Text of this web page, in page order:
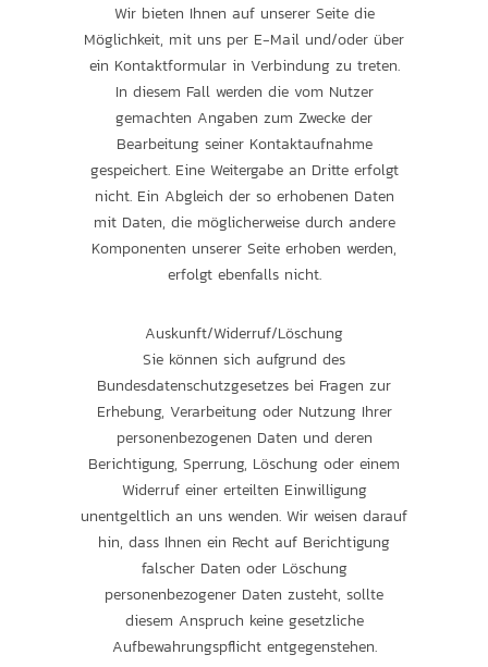
Wir bieten Ihnen auf unserer Seite die
Möglichkeit, mit uns per E-Mail und/oder über
ein Kontaktformular in Verbindung zu treten.
In diesem Fall werden die vom Nutzer
gemachten Angaben zum Zwecke der
Bearbeitung seiner Kontaktaufnahme
gespeichert. Eine Weitergabe an Dritte erfolgt
nicht. Ein Abgleich der so erhobenen Daten
mit Daten, die möglicherweise durch andere
Komponenten unserer Seite erhoben werden,
erfolgt ebenfalls nicht.
Auskunft/Widerruf/Löschung
Sie können sich aufgrund des
Bundesdatenschutzgesetzes bei Fragen zur
Erhebung, Verarbeitung oder Nutzung Ihrer
personenbezogenen Daten und deren
Berichtigung, Sperrung, Löschung oder einem
Widerruf einer erteilten Einwilligung
unentgeltlich an uns wenden. Wir weisen darauf
hin, dass Ihnen ein Recht auf Berichtigung
falscher Daten oder Löschung
personenbezogener Daten zusteht, sollte
diesem Anspruch keine gesetzliche
Aufbewahrungspflicht entgegenstehen.